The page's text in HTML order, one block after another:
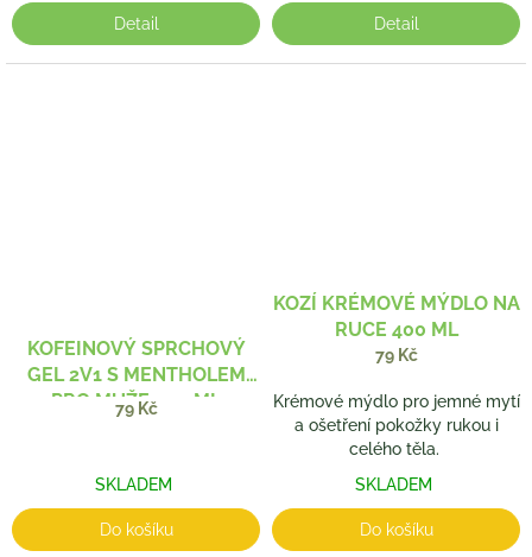
Detail Detail
KOFEINOVÝ SPRCHOVÝ
GEL 2V1 S MENTHOLEM
PRO MUŽE 200 ML
79 Kč
SKLADEM
Do košíku
KOZÍ KRÉMOVÉ MÝDLO NA
RUCE 400 ML
79 Kč
Krémové mýdlo pro jemné mytí
a ošetření pokožky rukou i
celého těla.
SKLADEM
Do košíku